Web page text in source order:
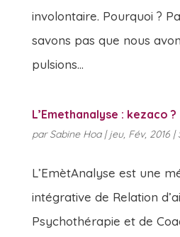
involontaire. Pourquoi ?
savons pas que nous
pulsions...
L’Emethanalyse : kezaco ?
parSabine Hoa|jeu, Fév, 2016|
L’EmètAnalyse est une
intégrative de Relation
Psychothérapie et de